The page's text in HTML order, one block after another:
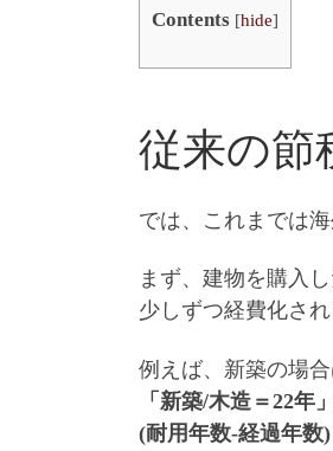
Contents [hide]
従来の節
では、これまでは
まず、建物を購入
少しずつ経費化され
例えば、新築の場合
「新築/木造＝22年
(耐用年数‐経過年数